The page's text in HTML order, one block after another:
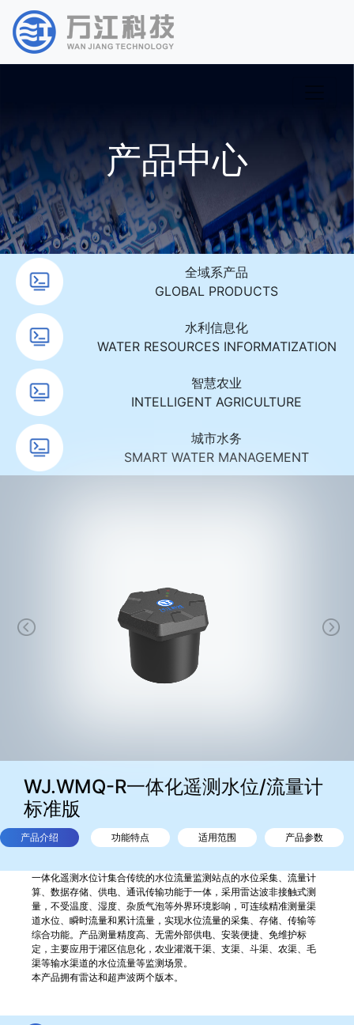
产品中心
全域系产品
GLOBAL PRODUCTS
水利信息化
WATER RESOURCES INFORMATIZATION
智慧农业
INTELLIGENT AGRICULTURE
城市水务
SMART WATER MANAGEMENT
WJ.WMQ-R一体化遥测水位/流量计
标准版
产品介绍 功能特点 适用范围 产品参数
一体化遥测水位计集合传统的水位流量监测站点的水位采集、流量计
算、数据存储、供电、通讯传输功能于一体，采用雷达波非接触式测
量，不受温度、湿度、杂质气泡等外界环境影响，可连续精准测量渠
道水位、瞬时流量和累计流量，实现水位流量的采集、存储、传输等
综合功能。产品测量精度高、无需外部供电、安装便捷、免维护标
定，主要应用于灌区信息化，农业灌溉干渠、支渠、斗渠、农渠、毛
渠等输水渠道的水位流量等监测场景。
本产品拥有雷达和超声波两个版本。